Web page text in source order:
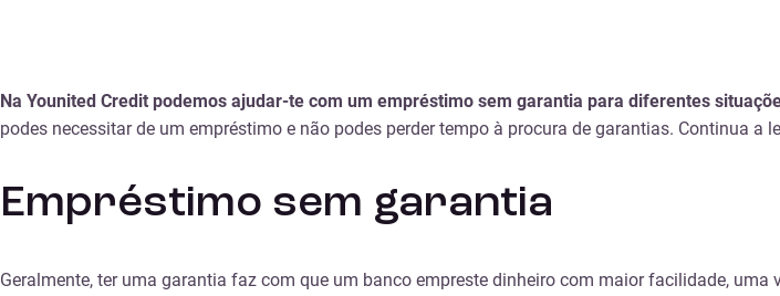
Na Younited Credit podemos ajudar-te com um empréstimo sem garantia para diferentes
podes necessitar de um empréstimo e não podes perder tempo à procura de garantias. Continua a
Empréstimo sem garantia
Geralmente, ter uma garantia faz com que um banco empreste dinheiro com maior facilidade,